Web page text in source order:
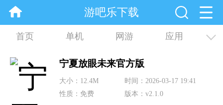
游吧乐下载
首页 单机 网游 应用
资讯 合集
宁夏放眼未来官方版
大小：12.4M
时间：2026-03-17 19:41
性质：免费
版本：v2.1.0